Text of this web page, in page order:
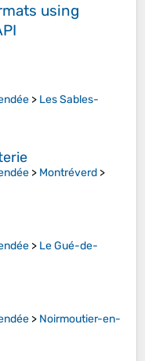
using
> Les Sables-
> Montréverd >
> Le Gué-de-
> Noirmoutier-en-